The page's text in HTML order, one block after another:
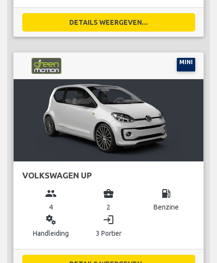
DETAILS WEERGEVEN...
MINI
VOLKSWAGEN UP
group
4
business_center
2
local_gas_station
Benzine
miscellaneous_services
Handleiding
login
3 Portier